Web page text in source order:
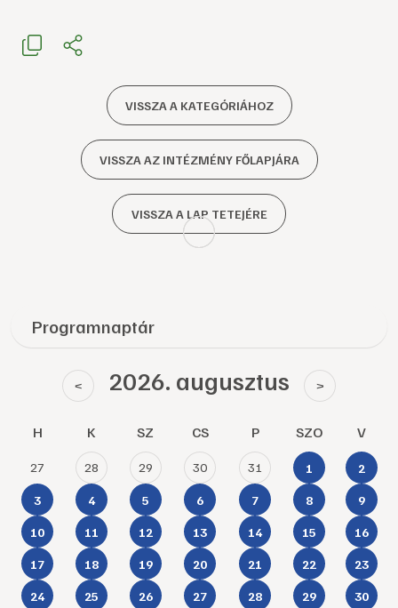
VISSZA A KATEGÓRIÁHOZ
VISSZA AZ INTÉZMÉNY FŐLAPJÁRA
VISSZA A LAP TETEJÉRE
Programnaptár
< 2026. augusztus >
H K SZ CS P SZO V
27 28 29 30 31 1 2
3 4 5 6 7 8 9
10 11 12 13 14 15 16
17 18 19 20 21 22 23
24 25 26 27 28 29 30